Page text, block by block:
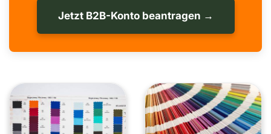
Jetzt B2B-Konto beantragen →